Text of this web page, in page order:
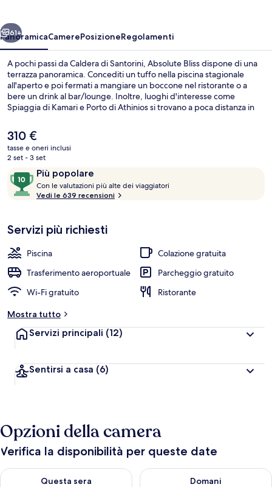
Avanti
61+
PanoramicaCamerePosizioneRegolamenti
A pochi passi da Caldera di Santorini, Absolute Bliss dispone di una
terrazza panoramica. Concediti un tuffo nella piscina stagionale
all'aperto e poi fermati a mangiare un boccone nel ristorante o a
bere un drink al bar/lounge. Inoltre, luoghi d'interesse come
Spiaggia di Kamari e Porto di Athinios si trovano a poca distanza in
possibilità di spostarsi a piedi del posto.
Il
prezzo
attuale
310 €
310 €
tasse e oneri inclusi
2 set - 3 set
RecensioniPiù popolare
10
su
10,
popolare
Con le valutazioni più alte dei viaggiatori
a
u
z
l
t
e
Vedi le 639 recensioni
Servizi più richiesti
Piscina
Colazione gratuita
Trasferimento aeroportuale
Parcheggio gratuito
Wi-Fi gratuito
Ristorante
Mostra tutto
Servizi principali (12)
Sentirsi a casa (6)
Opzioni della camera
Verifica la disponibilità per queste date
Questa sera
Verifica la disponibilità per questa sera, ago 6 - ago 7
Domani
Verifica la disponibilità per